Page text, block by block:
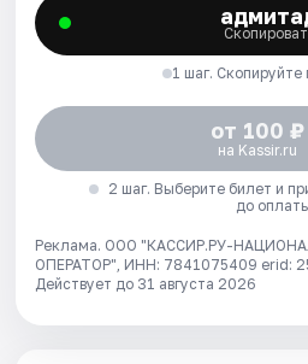
1 шаг. Скопируйте
от 100 ₽
на Kassir.ru
2 шаг. Выберите билет и
до
Реклама. ООО "КАССИР.РУ-
ОПЕРАТОР", ИНН: 7841075409 erid:
Действует до 31 августа 2026